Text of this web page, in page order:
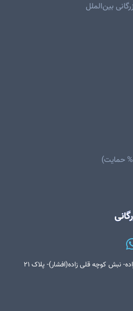
بین‌الملل
نبش کوچه قلی زاده(افشار)- پلاک ۲۱